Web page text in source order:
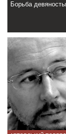
Борьба